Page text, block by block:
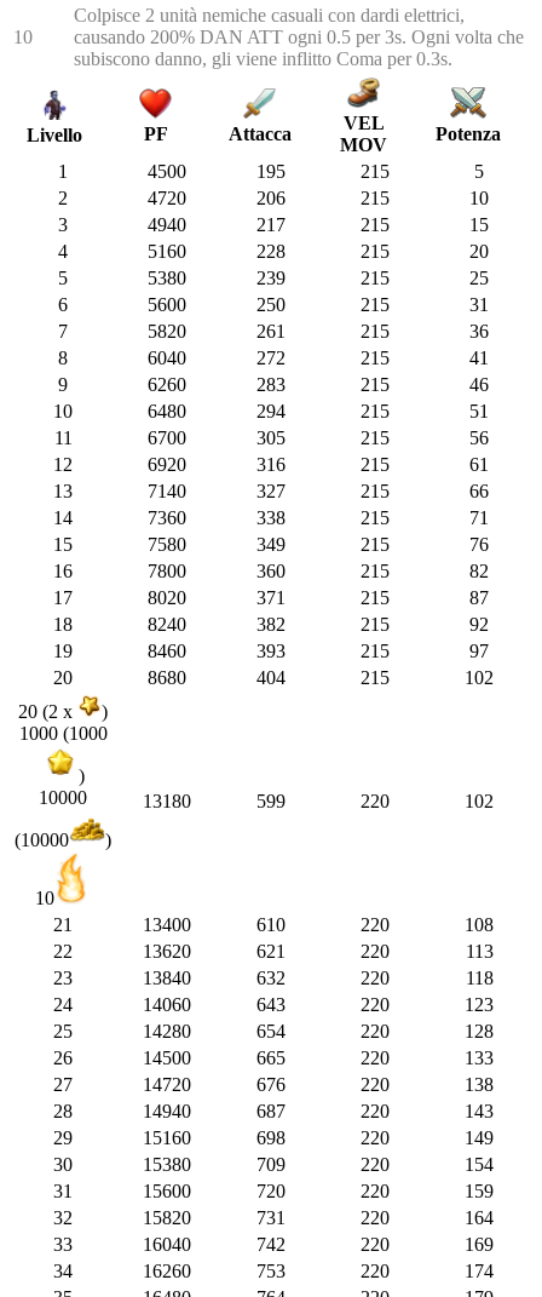
10
Colpisce 2 unità nemiche casuali con dardi elettrici,
causando 200% DAN ATT ogni 0.5 per 3s. Ogni volta che
subiscono danno, gli viene inflitto Coma per 0.3s.
Livello PF Attacca
VEL
MOV
Potenza
1
4500 195 215
5
2
4720 206 215
10
3
4940 217 215
15
4
5160 228 215
20
5
5380 239 215
25
6
5600 250 215
31
7
5820 261 215
36
8
6040 272 215
41
9
6260 283 215
46
10
6480 294 215
51
11
6700 305 215
56
12
6920 316 215
61
13
7140 327 215
66
14
7360 338 215
71
15
7580 349 215
76
16
7800 360 215
82
17
8020 371 215
87
18
8240 382 215
92
19
8460 393 215
97
20
8680 404 215
102
20 (2 x
)
1000 (1000
)
10000
(10000 )
10
13180 599 220 102
21 13400 610 220
108
22
13620 621 220
113
23
13840 632 220
118
24
14060 643 220
123
25
14280 654 220
128
26
14500 665 220
133
27
14720 676 220
138
28
14940 687 220
143
29
15160 698 220
149
30
15380 709 220
154
31
15600 720 220
159
32
15820 731 220
164
33
16040 742 220
169
34
16260 753 220
174